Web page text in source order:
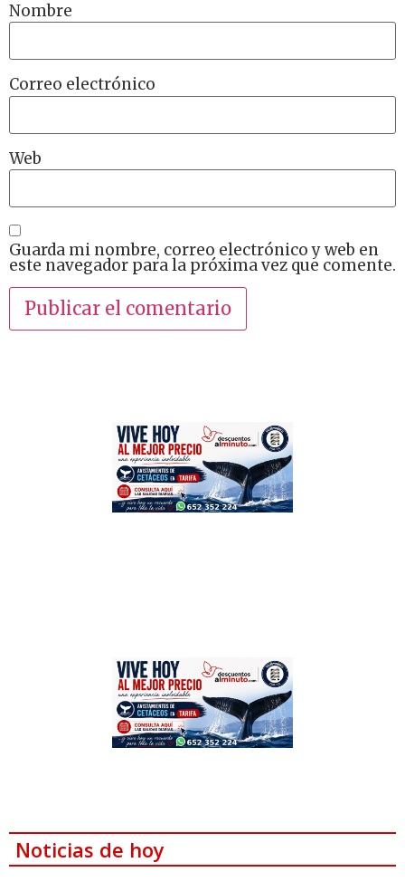
Nombre
Correo electrónico
Web
Guarda mi nombre, correo electrónico y web en
este navegador para la próxima vez que comente.
Noticias de hoy